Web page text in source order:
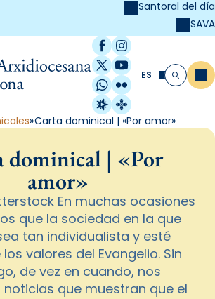
Santoral del día
SAVA
Facebook
Instagram
X / Twitter
YouTube
WhatsApp
Flickr
Radio Estel
Catalunya
ES Buscar
Carta dominical | «Por amor»
dominical | «Por
amor»
En muchas ocasiones
que la sociedad en la que
tan individualista y esté
valores del Evangelio. Sin
de vez en cuando, nos
que muestran que el